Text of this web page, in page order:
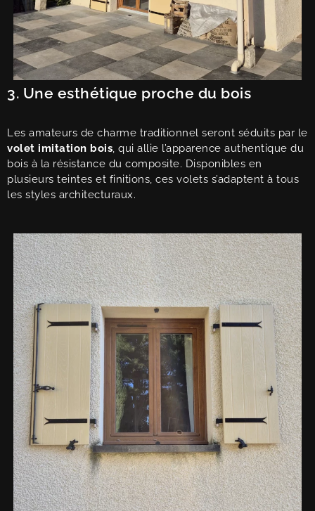
3. Une esthétique proche du bois
Les amateurs de charme traditionnel seront séduits par le
volet imitation bois, qui allie l’apparence authentique du
bois à la résistance du composite. Disponibles en
plusieurs teintes et finitions, ces volets s’adaptent à tous
les styles architecturaux.